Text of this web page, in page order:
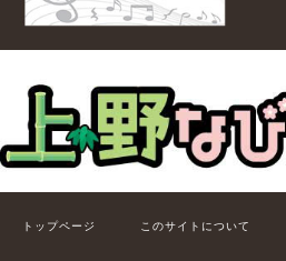
トップページ このサイトについて